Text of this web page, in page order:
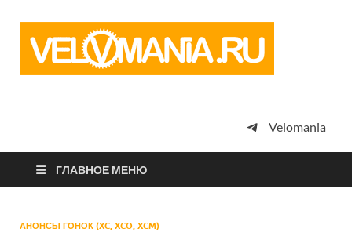
просто
Velomania
ГЛАВНОЕ МЕНЮ
АНОНСЫ ГОНОК (XC, XCO, XCM)